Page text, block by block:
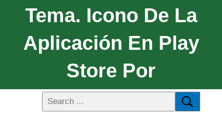
Tema. Icono De La
Aplicación En Play
Store Por